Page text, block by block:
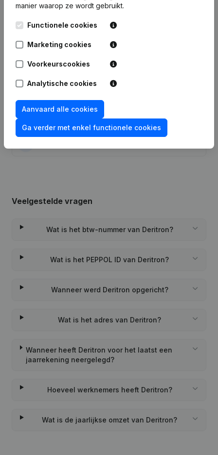
Publicaties van Deritron
Datum Publicatie
06-10-2023
Overige Wijzigingen, …) - Wijziging
Juridische Vorm - Ontslagnemingen -
Benoemingen
Veelgestelde vragen
Wat is het btw-nummer van Deritron?
Wat is het PEPPOL ID van Deritron?
Wanneer werd Deritron opgericht?
Wat is het adres van Deritron?
Wanneer heeft Deritron voor het laatst een
jaarrekening neergelegd?
Hoeveel werknemers heeft Deritron?
Wat is de jaarlijkse omzet van Deritron?
manier waarop ze wordt gebruikt.
Functionele cookies
Marketing cookies
Voorkeurscookies
Analytische cookies
Aanvaard alle cookies
Ga verder met enkel functionele cookies